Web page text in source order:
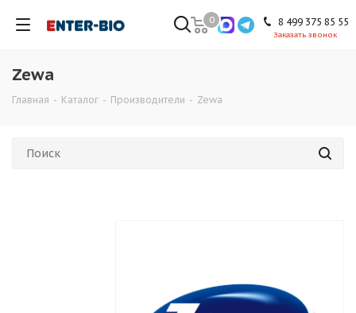
8 499 375 85 55
Заказать звонок
0
Zewa
Главная - Каталог - Производители - Zewa